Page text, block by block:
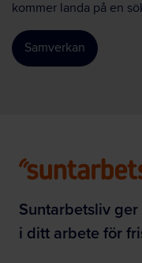
kommer landa på en
Samverkan
Suntarbetsliv
i ditt arbete för